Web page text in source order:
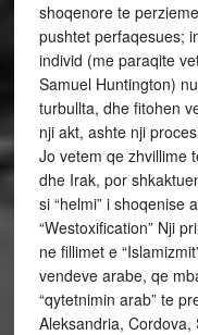
shoqenore te
pushtet perfaqesues;
individ (me paraqite
Samuel Huntington)
turbullta, dhe fitohen
nji akt, ashte nji
Jo vetem qe zhvillime
dhe Irak, por
si “helmi” i shoqenise
“Westoxification” Nji
ne fillimet e
vendeve arabe, qe
“qytetnimin arab” te
Aleksandria, Cordova,